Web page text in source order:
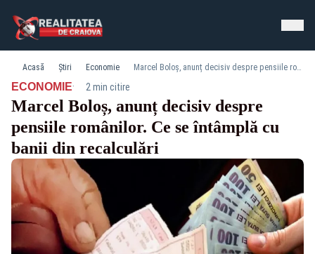
Acasă Știri Economie Marcel Boloș, anunț decisiv despre pensiile românilor. Ce se întâmplă cu banii din recalculări
ECONOMIE· 2 min citire
Marcel Boloș, anunț decisiv despre
pensiile românilor. Ce se întâmplă cu
banii din recalculări